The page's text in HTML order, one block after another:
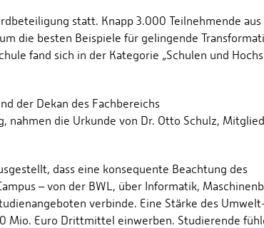
statt. Knapp 3.000 Teilnehmende aus
die besten Beispiele für gelingende
fand sich in der Kategorie „Schulen und
der Dekan des Fachbereichs
die Urkunde von Dr. Otto Schulz,
dass eine konsequente Beachtung des
– von der BWL, über Informatik,
verbinde. Eine Stärke des
Mio. Euro Drittmittel einwerben. Studierende